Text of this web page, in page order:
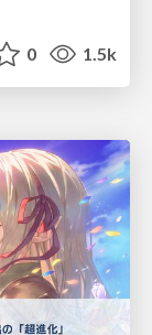
0 1.5k